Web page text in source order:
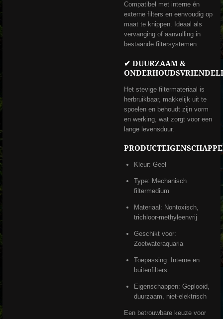
Compatibel met interne én
externe filters en eenvoudig op
maat te knippen. Ideaal als
vervanging of aanvulling in
bestaande filtersystemen.
✔ DUURZAAM &
Het stevige filtermateriaal is
herbruikbaar, makkelijk uit te
spoelen en behoudt zijn vorm
en werking, wat zorgt voor een
lange levensduur.
Kleur: Geel
Type: Mechanisch
filtermedium
Materiaal: Nontoxisch,
trichloor-methyleenvrij
Geschikt voor:
Zoetwateraquaria
Toepassing: Interne en
buitenfilters
Eigenschappen: Geplooid,
duurzaam, niet-elektrisch
Een betrouwbare keuze voor